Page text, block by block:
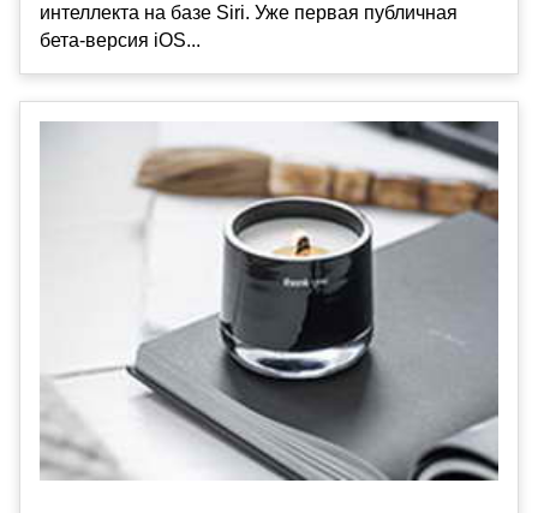
интеллекта на базе Siri. Уже первая публичная
бета-версия iOS...